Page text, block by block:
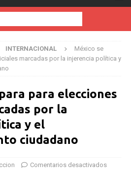
INTERNACIONAL
México se
marcadas por la injerencia política y
para elecciones
por la
y el
ciudadano
Comentarios desactivados